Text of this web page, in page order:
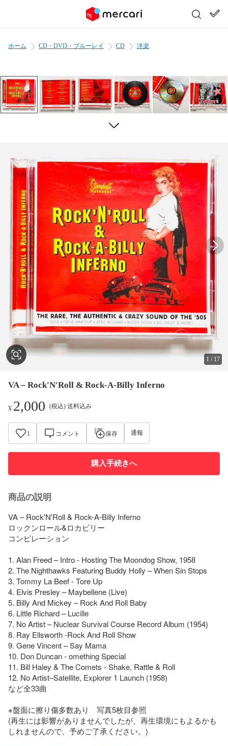
ホーム CD・DVD・ブルーレイ CD 洋楽
1 / 17
VA – Rock'N'Roll & Rock-A-Billy Inferno
¥2,000 (税込) 送料込み
1 コメント 保存 通報
購入手続きへ
商品の説明
VA – Rock'N'Roll & Rock-A-Billy Inferno
ロックンロール&ロカビリー
コンピレーション
1. Alan Freed – Intro - Hosting The Moondog Show, 1958
2. The Nighthawks Featuring Buddy Holly – When Sin Stops
3. Tommy La Beef - Tore Up
4. Elvis Presley – Maybellene (Live)
5. Billy And Mickey – Rock And Roll Baby
6. Little Richard – Lucille
7. No Artist – Nuclear Survival Course Record Album (1954)
8. Ray Ellsworth -Rock And Roll Show
9. Gene Vincent – Say Mama
10. Don Duncan - omething Special
11. Bill Haley & The Comets - Shake, Rattle & Roll
12. No Artist–Satellite, Explorer 1 Launch (1958)
など全33曲
※盤面に擦り傷多数あり　写真5枚目参照
(再生には影響がありませんでしたが、再生環境にもよるかも
しれませんので、予めご了承ください。)